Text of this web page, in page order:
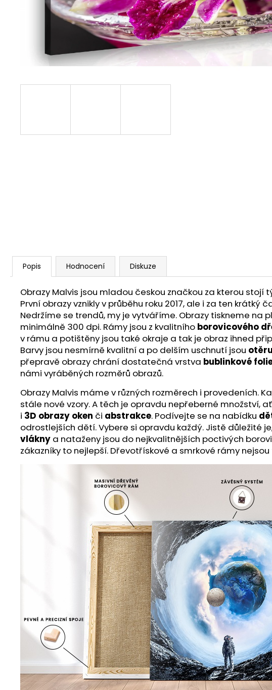
Popis Hodnocení Diskuze
Obrazy Malvis jsou mladou českou značkou za kterou
První obrazy vznikly v průběhu roku 2017, ale i za ten
Nedržíme se trendů, my je vytváříme. Obrazy tiskneme na
minimálně 300 dpi. Rámy jsou z kvalitního borovicového
v rámu a potištěny jsou také okraje a tak je obraz ihned
Barvy jsou nesmírně kvalitní a po delším uschnutí jsou
přepravě obrazy chrání dostatečná vrstva bublinkové
námi vyráběných rozměrů obrazů.
Obrazy Malvis máme v různých rozměrech i provedeních.
stále nové vzory. A těch je opravdu nepřeberné množství,
i 3D obrazy oken či abstrakce. Podívejte se na nabídku
odrostlejších dětí. Vybere si opravdu každý. Jistě důležité
vlákny a nataženy jsou do nejkvalitnějších poctivých
zákazníky to nejlepší. Dřevotřískové a smrkové rámy
1 599 Kč
1 599 Kč